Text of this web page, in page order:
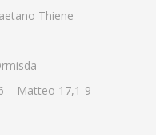
Thiene
– Matteo 17,1-9